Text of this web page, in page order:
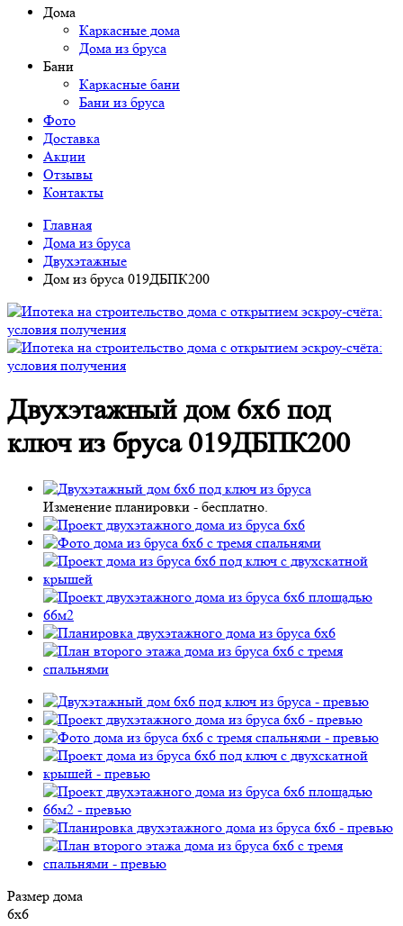
Дома
Каркасные дома
Дома из бруса
Бани
Каркасные бани
Бани из бруса
Фото
Доставка
Акции
Отзывы
Контакты
Главная
Дома из бруса
Двухэтажные
Дом из бруса 019ДБПК200
Двухэтажный дом 6х6 под
ключ из бруса 019ДБПК200
Изменение планировки - бесплатно
Размер дома
6х6